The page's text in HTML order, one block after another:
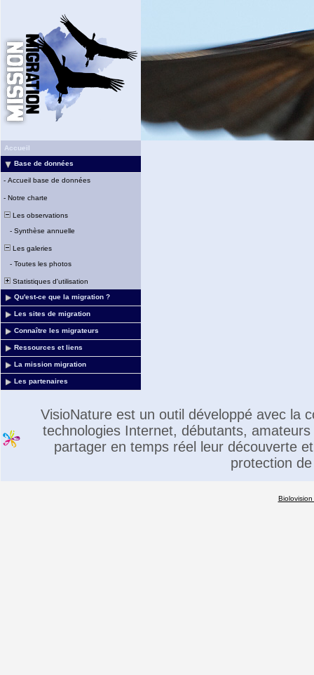
Accueil
Base de données
- Accueil base de données
- Notre charte
Les observations
- Synthèse annuelle
Les galeries
- Toutes les photos
Statistiques d'utilisation
Qu'est-ce que la migration ?
Les sites de migration
Connaître les migrateurs
Ressources et liens
La mission migration
Les partenaires
VisioNature est un outil développé avec la
technologies Internet, débutants,
partager en temps réel leur découverte
protection
Biolovision